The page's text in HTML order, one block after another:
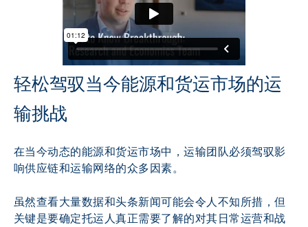
轻松驾驭当今能源和货运市场的运
输挑战
在当今动态的能源和货运市场中，运输团队必须驾驭影
响供应链和运输网络的众多因素。
虽然查看大量数据和头条新闻可能会令人不知所措，但
关键是要确定托运人真正需要了解的对其日常运营和战